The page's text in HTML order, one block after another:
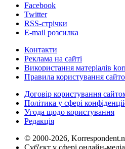
Facebook
Twitter
RSS-стрічки
E-mail розсилка
Контакти
Реклама на сайті
Використання матеріалів
Правила користування
Договір користування
Політика у сфері
Угода щодо користування
Редакція
© 2000-2026,
Суб'єкт у сфері онлайн-